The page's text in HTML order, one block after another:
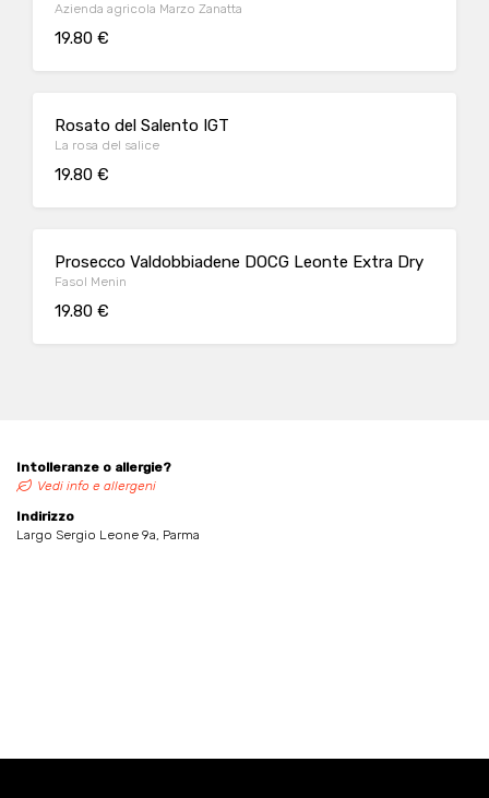
Azienda agricola Marzo Zanatta
19.80 €
Rosato del Salento IGT
La rosa del salice
19.80 €
Prosecco Valdobbiadene DOCG Leonte Extra Dry
Fasol Menin
19.80 €
Intolleranze o allergie?
Vedi info e allergeni
Indirizzo
Largo Sergio Leone 9a, Parma